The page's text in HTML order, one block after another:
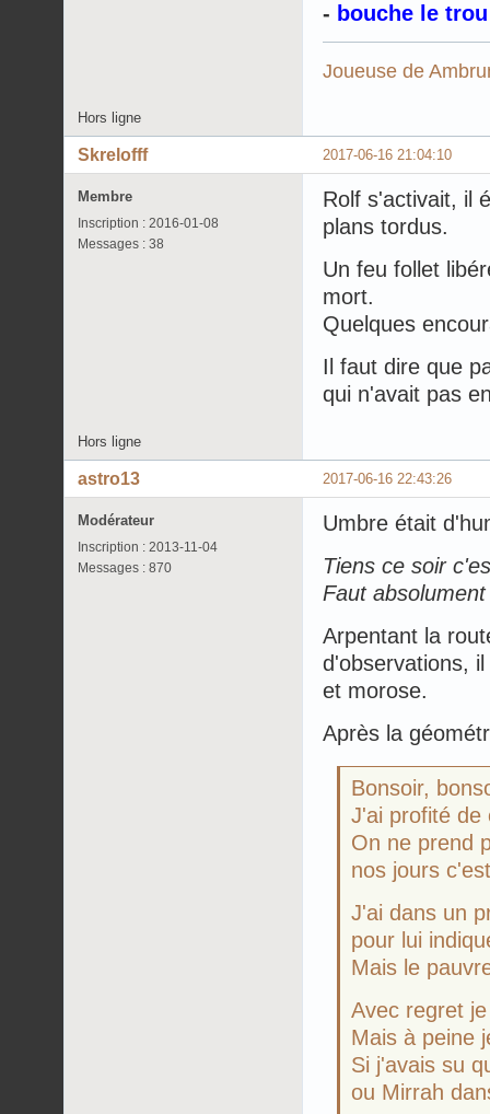
- bouche le
Joueuse de
Hors ligne
2017-06-16 21:04:10
Skrelofff
Membre
Inscription : 2016-01-08
Messages : 38
Rolf s'activait, il
plans tordus.
Un feu follet
mort.
Quelques
Il faut dire que
qui n'avait pas
Hors ligne
2017-06-16 22:43:26
astro13
Modérateur
Inscription : 2013-11-04
Messages : 870
Umbre était
Tiens ce soir
Faut
Arpentant la
d'observations,
et morose.
Après la
Bonsoir,
J'ai profité de
On ne prend
nos jours
J'ai dans un
pour lui
Mais le
Avec regret
Mais à peine
Si j'avais su
ou Mirrah